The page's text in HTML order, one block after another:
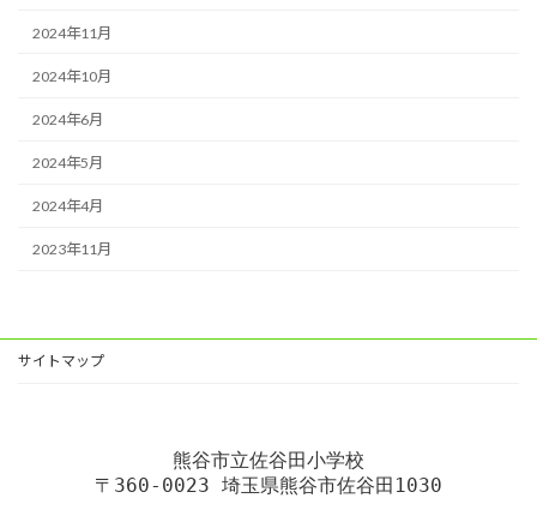
2024年11月
2024年10月
2024年6月
2024年5月
2024年4月
2023年11月
サイトマップ
熊谷市立佐谷田小学校
〒360-0023 埼玉県熊谷市佐谷田1030